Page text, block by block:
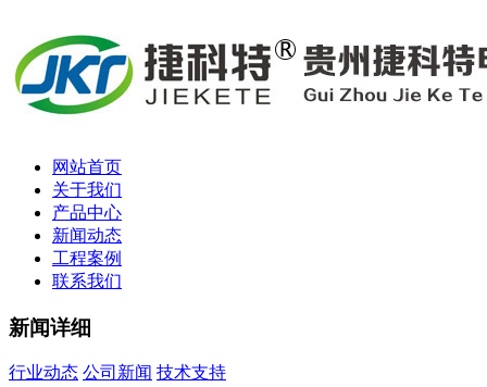
网站首页
关于我们
产品中心
新闻动态
工程案例
联系我们
新闻详细
行业动态 公司新闻 技术支持